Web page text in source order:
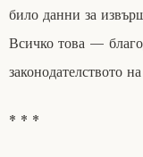
било данни за
Всичко това —
законодателството
* * *